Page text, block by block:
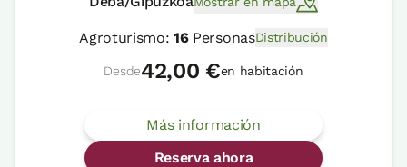
Agroturismo:16PersonasDistribución
Desde42,00 €en habitación
Más información
Reserva ahora